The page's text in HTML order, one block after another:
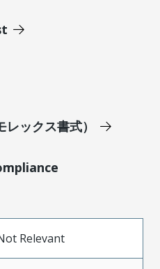
ックス書式）
Relevant